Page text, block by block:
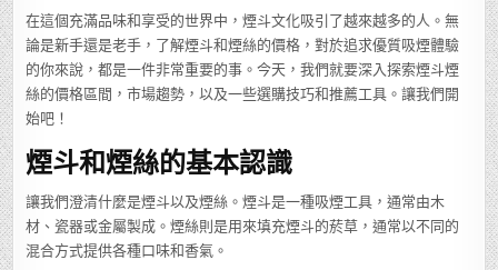
在這個充滿品味和享受的世界中，煙斗文化吸引了越來越多的人。無
論是新手還是老手，了解煙斗和煙絲的價格，對於追求優質吸煙體驗
的你來說，都是一件非常重要的事。今天，我們就要深入探索煙斗煙
絲的價格區間，市場趨勢，以及一些選購技巧和推薦工具。讓我們開
始吧！
煙斗和煙絲的基本認識
讓我們澄清什麼是煙斗以及煙絲。煙斗是一種吸煙工具，通常由木
材、瓷器或金屬製成。煙絲則是用來填充煙斗的菸草，通常以不同的
混合方式提供各種口味和香氣。